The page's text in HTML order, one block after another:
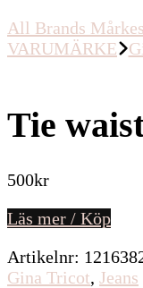
All Brands
VARUMÄRKE
Tie
500kr
Läs mer / Köp
Artikelnr:
Gina Tricot, Jeans